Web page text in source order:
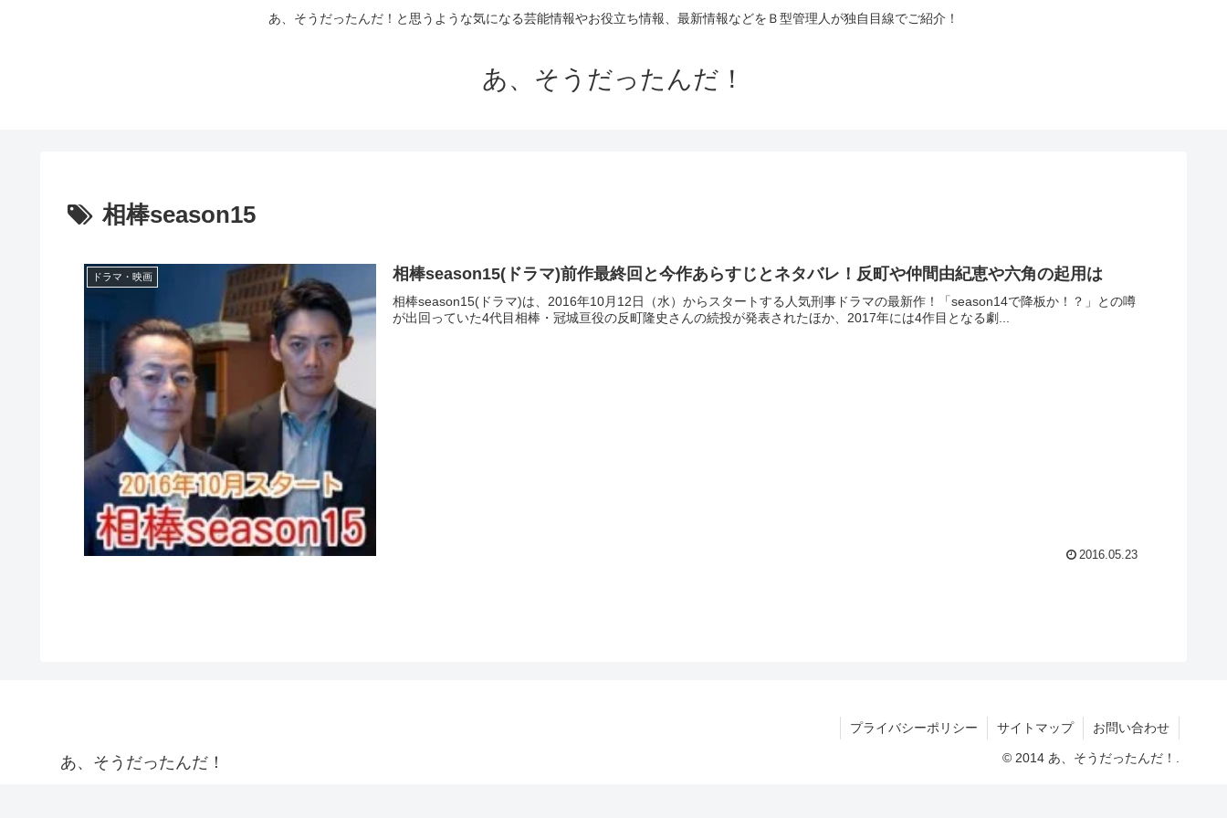
あ、そうだったんだ！と思うような気になる芸能情報やお役立ち情報、最新情報などをＢ型管理人が独自目線でご紹介！
あ、そうだったんだ！
相棒season15
ドラマ・映画 相棒season15(ドラマ)前作最終回と今作あらすじとネタバレ！反町や仲間由紀恵や六角の起用は
相棒season15(ドラマ)は、2016年10月12日（水）からスタートする人気刑事ドラマの最新作！「season14で降板か！？」との噂
が出回っていた4代目相棒・冠城亘役の反町隆史さんの続投が発表されたほか、2017年には4作目となる劇...
2016.05.23
あ、そうだったんだ！
プライバシーポリシー サイトマップ お問い合わせ
© 2014 あ、そうだったんだ！.